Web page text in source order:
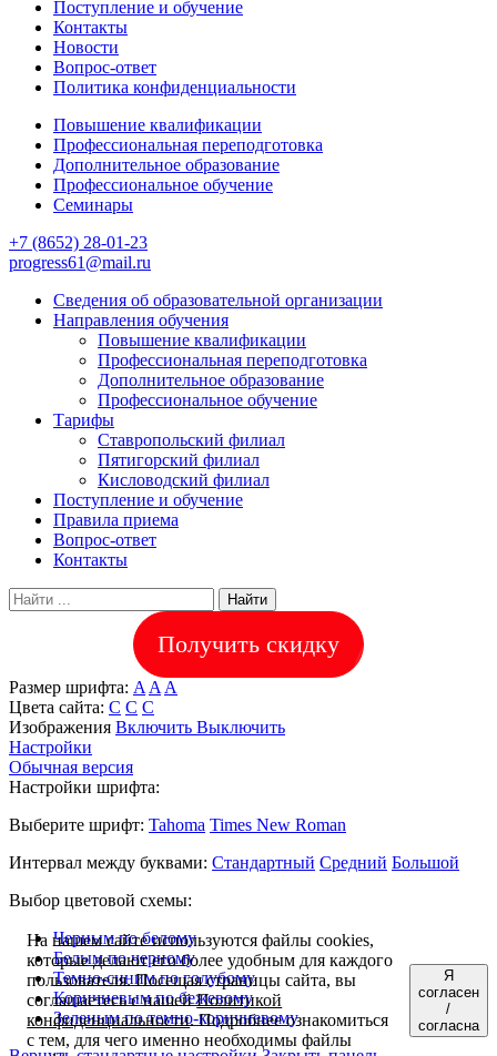
Поступление и обучение
Контакты
Новости
Вопрос-ответ
Политика конфиденциальности
Повышение квалификации
Профессиональная переподготовка
Дополнительное образование
Профессиональное обучение
Семинары
+7 (8652) 28-01-23
progress61@mail.ru
Сведения об образовательной организации
Направления обучения
Повышение квалификации
Профессиональная переподготовка
Дополнительное образование
Профессиональное обучение
Тарифы
Ставропольский филиал
Пятигорский филиал
Кисловодский филиал
Поступление и обучение
Правила приема
Вопрос-ответ
Контакты
Найти
Получить скидку
Размер шрифта: A A A
Цвета сайта: С С С
Изображения Включить Выключить
Настройки
Обычная версия
Настройки шрифта:
Выберите шрифт: Tahoma Times New Roman
Интервал между буквами: Стандартный Средний Большой
Выбор цветовой схемы:
Черным по белому
Белым по черному
Темно-синим по голубому
Коричневым по бежевому
Зеленым по темно-коричневому
На нашем сайте используются файлы cookies,
которые делают его более удобным для каждого
пользователя. Посещая страницы сайта, вы
соглашаетесь с нашейПолитикой
конфиденциальности. Подробнее ознакомиться
с тем, для чего именно необходимы файлы
Я
согласен
/
согласна